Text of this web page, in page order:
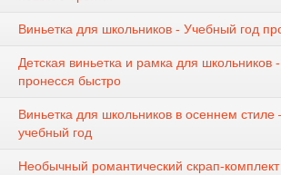
Виньетка для школьников - Учебный год
Детская виньетка и рамка для школьников
пронесся быстро
Виньетка для школьников в осеннем стиле
учебный год
Необычный романтический скрап-комплект